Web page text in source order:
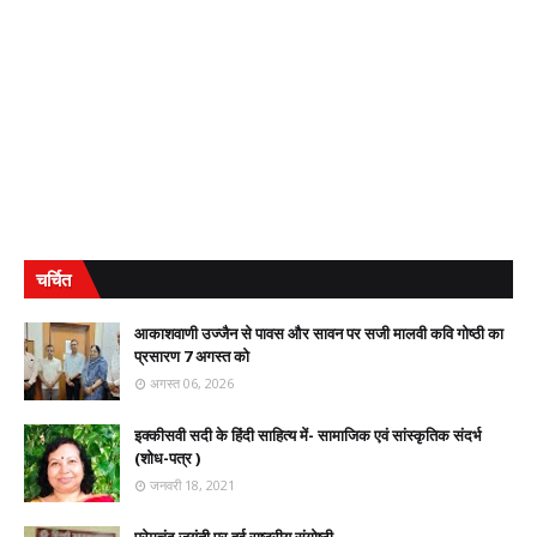
चर्चित
आकाशवाणी उज्जैन से पावस और सावन पर सजी मालवी कवि गोष्ठी का
प्रसारण 7 अगस्त को
अगस्त 06, 2026
इक्कीसवी सदी के हिंदी साहित्य में- सामाजिक एवं सांस्कृतिक संदर्भ
(शोध-पत्र )
जनवरी 18, 2021